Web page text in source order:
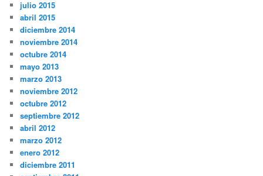
julio 2015
abril 2015
diciembre 2014
noviembre 2014
octubre 2014
mayo 2013
marzo 2013
noviembre 2012
octubre 2012
septiembre 2012
abril 2012
marzo 2012
enero 2012
diciembre 2011